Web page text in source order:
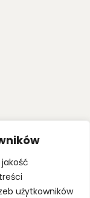
użytkowników
miejscem, w
których
i chęć